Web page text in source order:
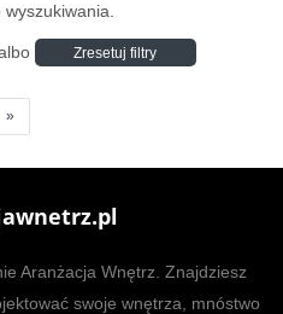
Zresetuj filtry
»
Aranżacja Wnętrz. Znajdziesz
swoje wnętrza, mnóstwo